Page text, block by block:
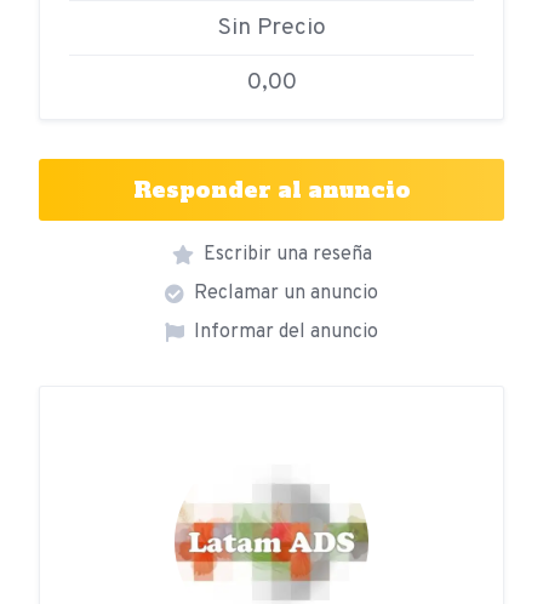
Sin Precio
0,00
Responder al anuncio
Escribir una reseña
Reclamar un anuncio
Informar del anuncio